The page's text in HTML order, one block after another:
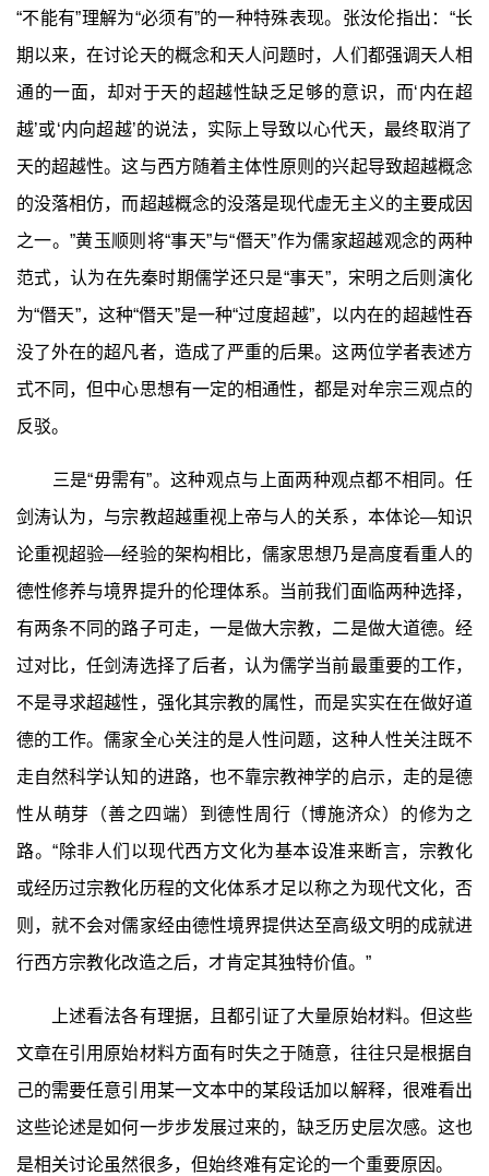
“不能有”理解为“必须有”的一种特殊表现。张汝伦指出：“长
期以来，在讨论天的概念和天人问题时，人们都强调天人相
通的一面，却对于天的超越性缺乏足够的意识，而‘内在超
越’或‘内向超越’的说法，实际上导致以心代天，最终取消了
天的超越性。这与西方随着主体性原则的兴起导致超越概念
的没落相仿，而超越概念的没落是现代虚无主义的主要成因
之一。”黄玉顺则将“事天”与“僭天”作为儒家超越观念的两种
范式，认为在先秦时期儒学还只是“事天”，宋明之后则演化
为“僭天”，这种“僭天”是一种“过度超越”，以内在的超越性吞
没了外在的超凡者，造成了严重的后果。这两位学者表述方
式不同，但中心思想有一定的相通性，都是对牟宗三观点的
反驳。
三是“毋需有”。这种观点与上面两种观点都不相同。任
剑涛认为，与宗教超越重视上帝与人的关系，本体论—知识
论重视超验—经验的架构相比，儒家思想乃是高度看重人的
德性修养与境界提升的伦理体系。当前我们面临两种选择，
有两条不同的路子可走，一是做大宗教，二是做大道德。经
过对比，任剑涛选择了后者，认为儒学当前最重要的工作，
不是寻求超越性，强化其宗教的属性，而是实实在在做好道
德的工作。儒家全心关注的是人性问题，这种人性关注既不
走自然科学认知的进路，也不靠宗教神学的启示，走的是德
性从萌芽（善之四端）到德性周行（博施济众）的修为之
路。“除非人们以现代西方文化为基本设准来断言，宗教化
或经历过宗教化历程的文化体系才足以称之为现代文化，否
则，就不会对儒家经由德性境界提供达至高级文明的成就进
行西方宗教化改造之后，才肯定其独特价值。”
上述看法各有理据，且都引证了大量原始材料。但这些
文章在引用原始材料方面有时失之于随意，往往只是根据自
己的需要任意引用某一文本中的某段话加以解释，很难看出
这些论述是如何一步步发展过来的，缺乏历史层次感。这也
是相关讨论虽然很多，但始终难有定论的一个重要原因。